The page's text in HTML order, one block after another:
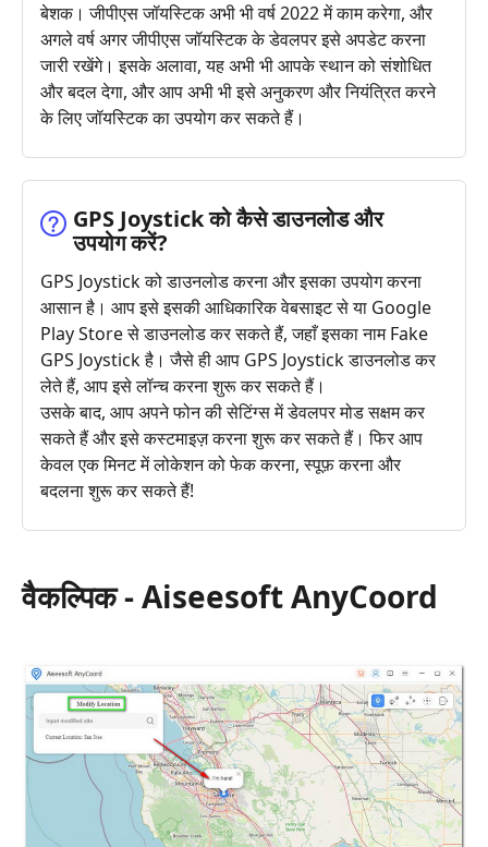
बेशक। जीपीएस जॉयस्टिक अभी भी वर्ष 2022 में काम करेगा, और
अगले वर्ष अगर जीपीएस जॉयस्टिक के डेवलपर इसे अपडेट करना
जारी रखेंगे। इसके अलावा, यह अभी भी आपके स्थान को संशोधित
और बदल देगा, और आप अभी भी इसे अनुकरण और नियंत्रित करने
के लिए जॉयस्टिक का उपयोग कर सकते हैं।
GPS Joystick को कैसे डाउनलोड और
उपयोग करें?
GPS Joystick को डाउनलोड करना और इसका उपयोग करना
आसान है। आप इसे इसकी आधिकारिक वेबसाइट से या Google
Play Store से डाउनलोड कर सकते हैं, जहाँ इसका नाम Fake
GPS Joystick है। जैसे ही आप GPS Joystick डाउनलोड कर
लेते हैं, आप इसे लॉन्च करना शुरू कर सकते हैं।
उसके बाद, आप अपने फोन की सेटिंग्स में डेवलपर मोड सक्षम कर
सकते हैं और इसे कस्टमाइज़ करना शुरू कर सकते हैं। फिर आप
केवल एक मिनट में लोकेशन को फेक करना, स्पूफ़ करना और
बदलना शुरू कर सकते हैं!
वैकल्पिक - Aiseesoft AnyCoord